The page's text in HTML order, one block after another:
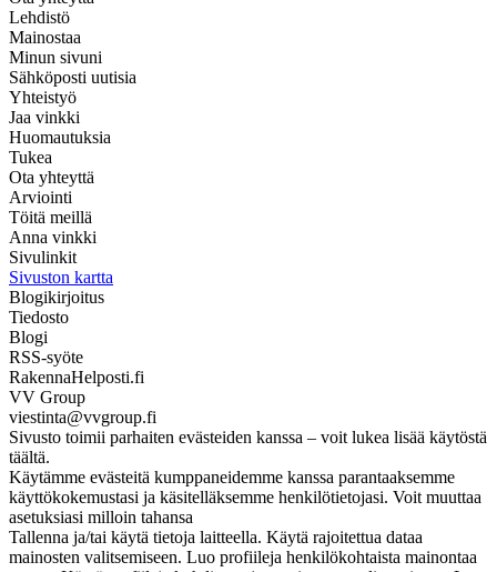
Lehdistö
Mainostaa
Minun sivuni
Sähköposti uutisia
Yhteistyö
Jaa vinkki
Huomautuksia
Tukea
Ota yhteyttä
Arviointi
Töitä meillä
Anna vinkki
Sivulinkit
Sivuston kartta
Blogikirjoitus
Tiedosto
Blogi
RSS-syöte
RakennaHelposti.fi
VV Group
viestinta@vvgroup.fi
Sivusto toimii parhaiten evästeiden kanssa – voit lukea lisää käytöstä
täältä.
Käytämme evästeitä kumppaneidemme kanssa parantaaksemme
käyttökokemustasi ja käsitelläksemme henkilötietojasi. Voit muuttaa
asetuksiasi milloin tahansa
Tallenna ja/tai käytä tietoja laitteella. Käytä rajoitettua dataa
mainosten valitsemiseen. Luo profiileja henkilökohtaista mainontaa